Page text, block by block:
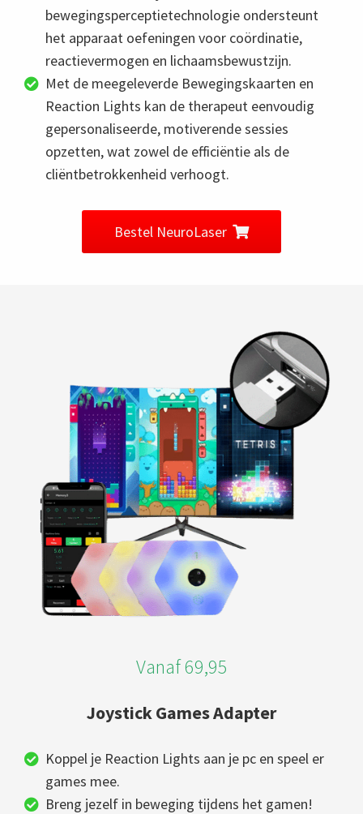
bewegingsperceptietechnologie ondersteunt
het apparaat oefeningen voor coördinatie,
reactievermogen en lichaamsbewustzijn.
Met de meegeleverde Bewegingskaarten en
Reaction Lights kan de therapeut eenvoudig
gepersonaliseerde, motiverende sessies
opzetten, wat zowel de efficiëntie als de
cliëntbetrokkenheid verhoogt.
Bestel NeuroLaser
Vanaf 69,95
Joystick Games Adapter
Koppel je Reaction Lights aan je pc en speel er
games mee.
Breng jezelf in beweging tijdens het gamen!